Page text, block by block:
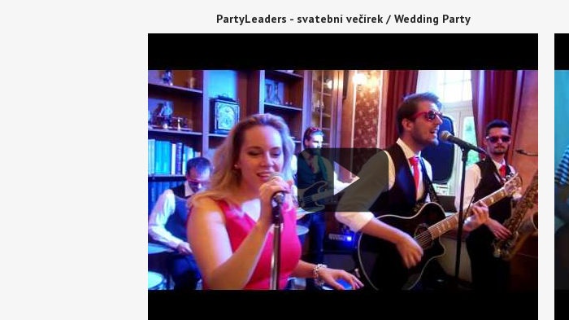
PartyLeaders - svatební večírek / Wedding Party